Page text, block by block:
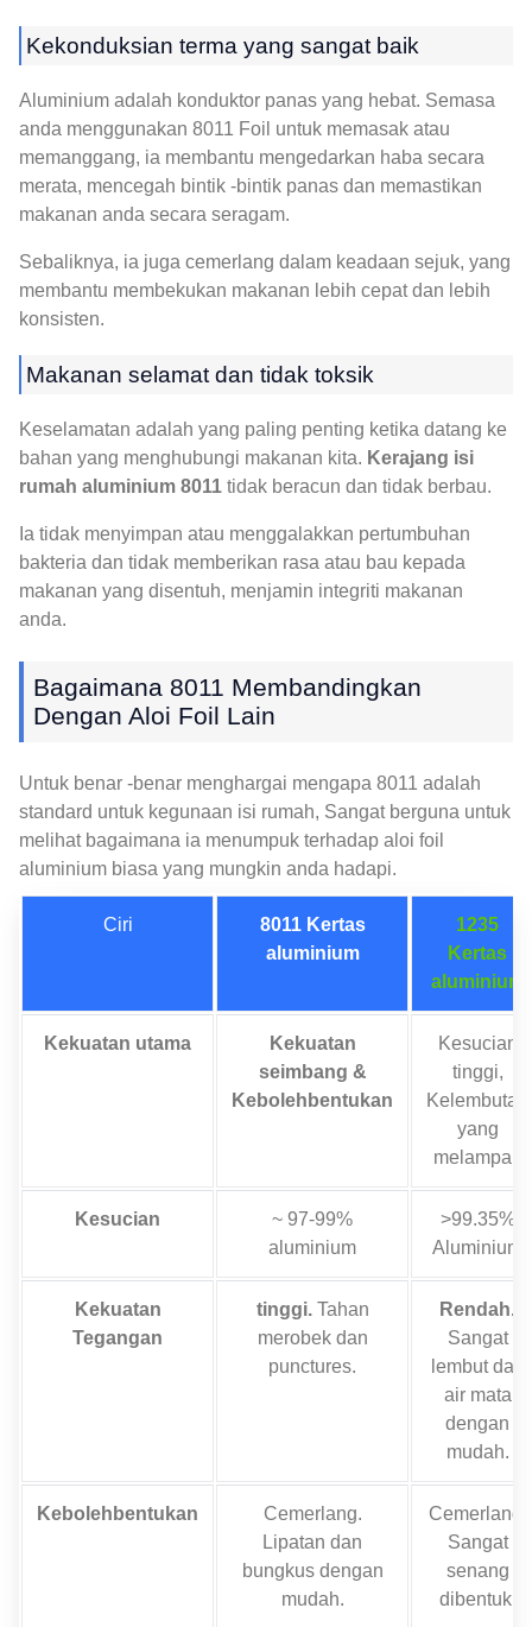
Kekonduksian terma yang sangat baik
Aluminium adalah konduktor panas yang hebat. Semasa
anda menggunakan 8011 Foil untuk memasak atau
memanggang, ia membantu mengedarkan haba secara
merata, mencegah bintik -bintik panas dan memastikan
makanan anda secara seragam.
Sebaliknya, ia juga cemerlang dalam keadaan sejuk, yang
membantu membekukan makanan lebih cepat dan lebih
konsisten.
Makanan selamat dan tidak toksik
Keselamatan adalah yang paling penting ketika datang ke
bahan yang menghubungi makanan kita. Kerajang isi
rumah aluminium 8011 tidak beracun dan tidak berbau.
Ia tidak menyimpan atau menggalakkan pertumbuhan
bakteria dan tidak memberikan rasa atau bau kepada
makanan yang disentuh, menjamin integriti makanan
anda.
Bagaimana 8011 Membandingkan
Dengan Aloi Foil Lain
Untuk benar -benar menghargai mengapa 8011 adalah
standard untuk kegunaan isi rumah, Sangat berguna untuk
melihat bagaimana ia menumpuk terhadap aloi foil
aluminium biasa yang mungkin anda hadapi.
Ciri
8011 Kertas
aluminium
1235
Kertas
aluminium
Kekuatan utama
Kekuatan
seimbang &
Kebolehbentukan
Kesucian
tinggi,
Kelembutan
yang
melampau
Kesucian
~ 97-99%
aluminium
>99.35%
Aluminium
Kekuatan
Tegangan
tinggi.Tahan
merobek dan
punctures.
Rendah.
Sangat
lembut dan
air mata
dengan
mudah.
Kebolehbentukan
Cemerlang.
Lipatan dan
bungkus dengan
mudah.
Cemerlang.
Sangat
senang
dibentuk.